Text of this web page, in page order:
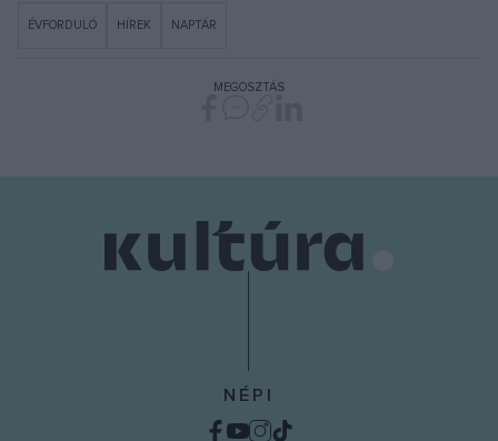
ÉVFORDULÓ HÍREK NAPTÁR
MEGOSZTÁS
NÉPI